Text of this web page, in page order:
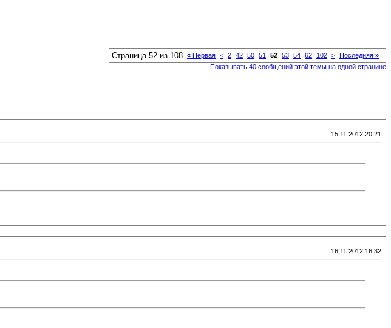
Страница 52 из 108 « Первая < 2 42 50 51 52 53 54 62 102 > Последняя »
Показывать 40 сообщений этой темы на одной странице
15.11.2012 20:21
16.11.2012 16:32